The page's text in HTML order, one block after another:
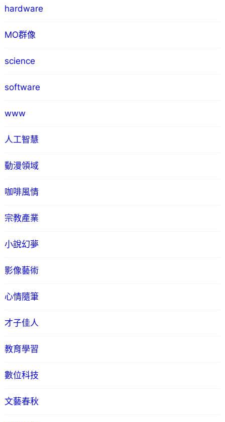
hardware
MO群像
science
software
www
人工智慧
動漫領域
咖啡風情
宗教產業
小說幻夢
影像藝術
心情隨筆
才子佳人
教育學習
數位科技
文藝春秋